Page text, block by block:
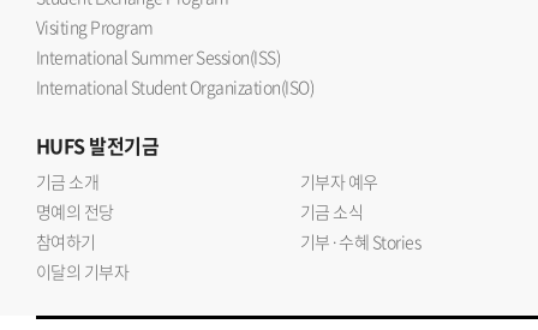
Visiting Program
International Summer Session(ISS)
International Student Organization(ISO)
HUFS발전기금
기금 소개
기부자 예우
명예의 전당
기금 소식
참여하기
기부·수혜 Stories
이달의 기부자